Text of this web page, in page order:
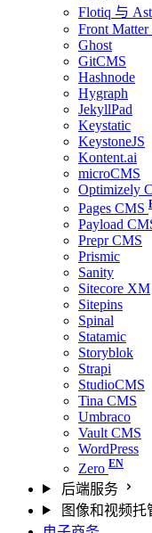
Flotiq 与
Front Matter
Ghost
GitCMS
Hashnode
Hygraph
JekyllPad
Keystatic
KeystoneJS
Kontent.ai
microCMS
Optimizely
Pages CMS
Payload
Prepr CMS
Prismic
Sanity
Sitecore XM
Sitepins
Spinal
Statamic
Storyblok
Strapi
StudioCMS
Tina CMS
Umbraco
Vault CMS
WordPress
Zero
后端服务
图像和视频托